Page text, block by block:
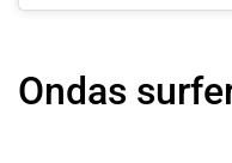
Ondas